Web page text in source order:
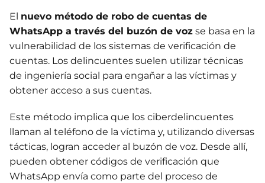
El nuevo método de robo de cuentas de
WhatsApp a través del buzón de voz se basa en la
vulnerabilidad de los sistemas de verificación de
cuentas. Los delincuentes suelen utilizar técnicas
de ingeniería social para engañar a las víctimas y
obtener acceso a sus cuentas.
Este método implica que los ciberdelincuentes
llaman al teléfono de la víctima y, utilizando diversas
tácticas, logran acceder al buzón de voz. Desde allí,
pueden obtener códigos de verificación que
WhatsApp envía como parte del proceso de